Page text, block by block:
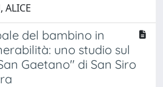
ALICE
del bambino in
uno studio sul
Gaetano" di San Siro